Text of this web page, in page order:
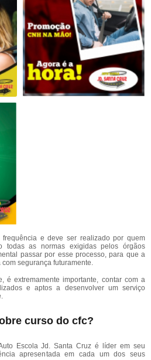
e deve ser realizado por quem
todas as normas exigidas pelos órgãos
passar por esse processo, para que a
segurança futuramente.
é extremamente importante, contar com a
e aptos a desenvolver um serviço
curso do cfc?
Escola Jd. Santa Cruz é líder em seu
apresentada em cada um dos seus